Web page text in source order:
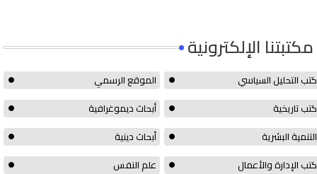
مكتبتنا الإلكترونية
الموقع الرسمي
كتب التحليل السياسي
أبحاث ديموغرافية
كتب تاريخية
أبحاث دينية
التنمية البشرية
علم النفس
كتب الإدارة والأعمال